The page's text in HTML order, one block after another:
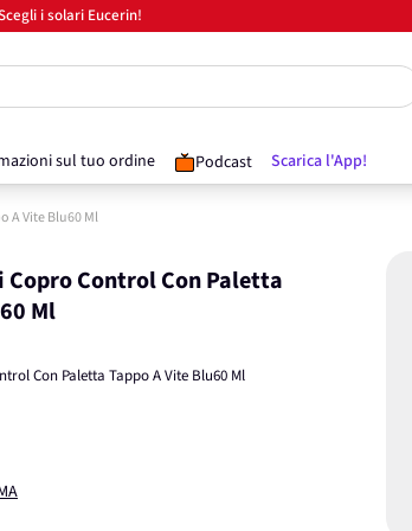
i solari Eucerin!
sul tuo ordine Podcast Scarica l'App!
A Vite Blu60 Ml
Copro Control Con Paletta
Ml
Con Paletta Tappo A Vite Blu60 Ml